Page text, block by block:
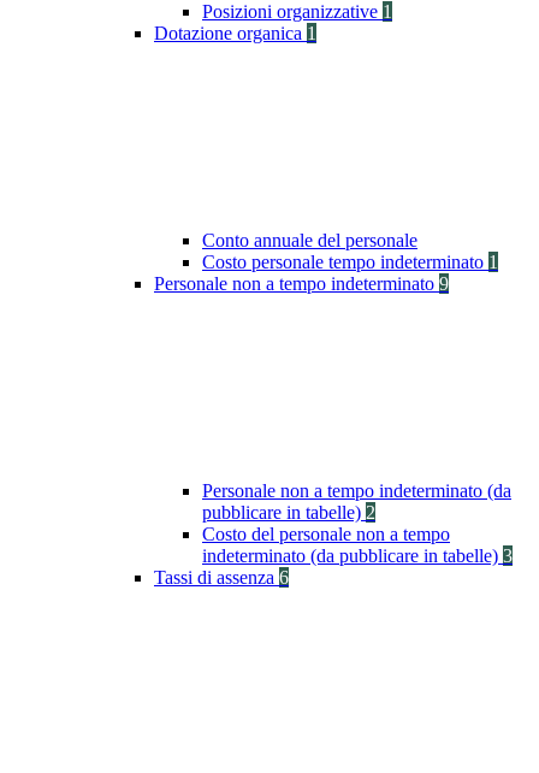
Posizioni organizzative 1
Dotazione organica 1
Conto annuale del personale
Costo personale tempo indeterminato 1
Personale non a tempo indeterminato 9
Personale non a tempo indeterminato (da
pubblicare in tabelle) 2
Costo del personale non a tempo
indeterminato (da pubblicare in tabelle) 3
Tassi di assenza 6